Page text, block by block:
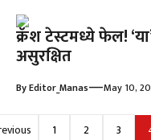
क्रॅश टेस्टमध्ये फेल!
असुरक्षित
ByEditor_Manas—May 10,
1 2 3